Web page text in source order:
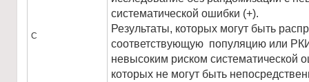
С
систематической ошибки (+).
Результаты, которых могут быть
соответствующую популяцию или
невысоким риском систематической
которых не могут быть